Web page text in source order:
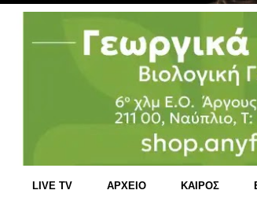
LIVE TV ΑΡΧΕΙΟ KΑΙΡΟΣ